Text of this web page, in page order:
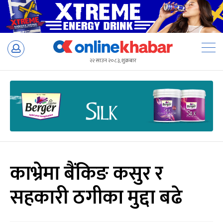
Skip
२२ साउन २०८३, शुक्रबार
काभ्रेमा बैंकिङ कसुर र
सहकारी ठगीका मुद्दा बढे